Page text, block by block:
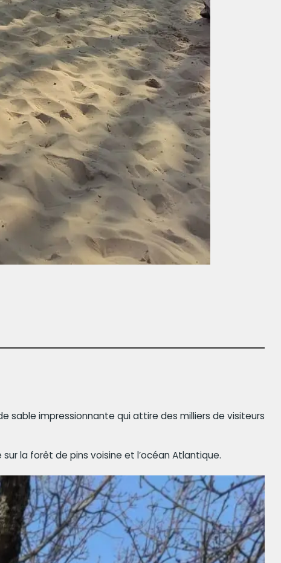
sable impressionnante qui attire des milliers de visiteurs
la forêt de pins voisine et l’océan Atlantique.